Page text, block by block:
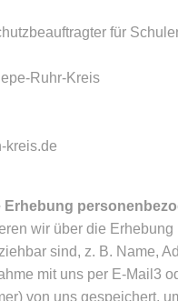
für
Ruhr-Kreis
kreis.de
Erhebung
wir über die
sind, z. B. Name,
mit uns per E-Mail3
von uns gespeichert,